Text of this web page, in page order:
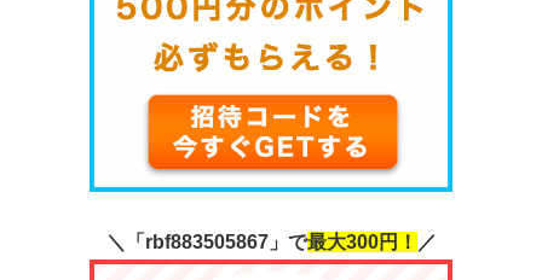
＼「rbf883505867」で最大300円！ ／